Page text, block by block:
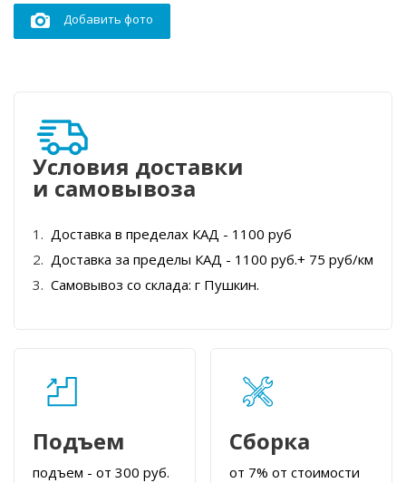
Добавить фото
Условия доставки
и самовывоза
Доставка в пределах КАД - 1100 руб
Доставка за пределы КАД - 1100 руб.+ 75 руб/км
Самовывоз со склада: г Пушкин.
Подъем
подъем - от 300 руб.
Сборка
от 7% от стоимости